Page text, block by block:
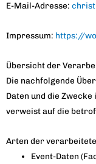
E-Mail-Adresse:
Impressum: https://
Übersicht der
Die nachfolgende
Daten und die
verweist auf die
Arten der
Event-Daten